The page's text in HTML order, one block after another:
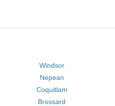
Windsor
Nepean
Coquitlam
Brossard